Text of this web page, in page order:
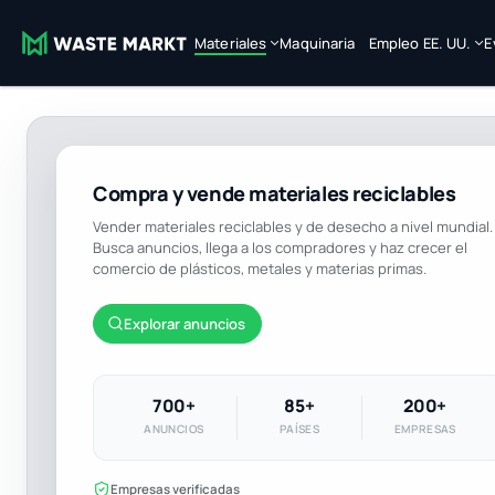
Materiales Maquinaria Empleo EE. UU.
Compra y vende materiales reciclables
Vender materiales reciclables y de desecho a nivel mundial.
Busca anuncios, llega a los compradores y haz crecer el
comercio de plásticos, metales y materias primas.
Explorar anuncios
700+
ANUNCIOS
85+
PAÍSES
200+
EMPRESAS
Empresas verificadas